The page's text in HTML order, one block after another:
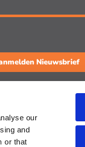
our
and
or that
Nieuwsbrief
Laat een review achter